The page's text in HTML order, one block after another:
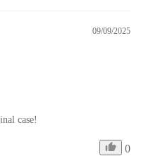
09/09/2025
case!
0